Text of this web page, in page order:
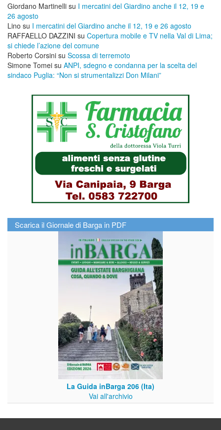
Giordano Martinelli su I mercatini del Giardino anche il 12, 19 e
26 agosto
Lino su I mercatini del Giardino anche il 12, 19 e 26 agosto
RAFFAELLO DAZZINI su ​Copertura mobile e TV nella Val di Lima;
si chiede l’azione del comune
Roberto Corsini su Scossa di terremoto
Simone Tomei su ANPI, sdegno e condanna per la scelta del
sindaco Puglia: “Non si strumentalizzi Don Milani”
Scarica il Giornale di Barga in PDF
La Guida inBarga 206 (Ita)
Vai all'archivio